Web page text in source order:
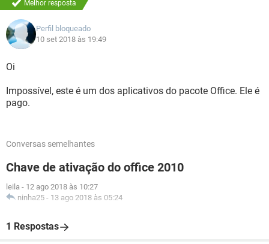
Melhor resposta
Perfil bloqueado
10 set 2018 às 19:49
Oi
Impossível, este é um dos aplicativos do pacote Office. Ele é
pago.
Conversas semelhantes
Chave de ativação do office 2010
leila - 12 ago 2018 às 10:27
ninha25 - 13 ago 2018 às 05:24
1 Respostas